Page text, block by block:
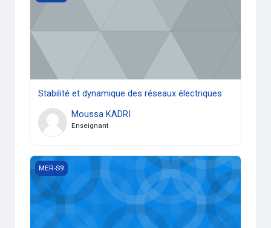
Stabilité et dynamique des réseaux électriques
Moussa KADRI
Enseignant
Conduite des réseaux électriques
MER-S9